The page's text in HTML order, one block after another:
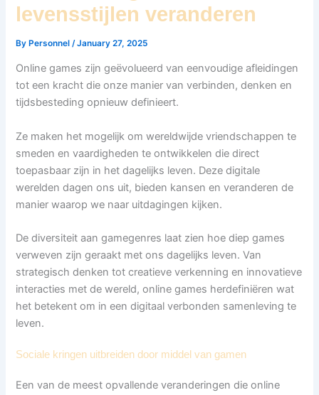
levensstijlen veranderen
ByPersonnel /January 27, 2025
Online games zijn geëvolueerd van eenvoudige afleidingen
tot een kracht die onze manier van verbinden, denken en
tijdsbesteding opnieuw definieert.
Ze maken het mogelijk om wereldwijde vriendschappen te
smeden en vaardigheden te ontwikkelen die direct
toepasbaar zijn in het dagelijks leven. Deze digitale
werelden dagen ons uit, bieden kansen en veranderen de
manier waarop we naar uitdagingen kijken.
De diversiteit aan gamegenres laat zien hoe diep games
verweven zijn geraakt met ons dagelijks leven. Van
strategisch denken tot creatieve verkenning en innovatieve
interacties met de wereld, online games herdefiniëren wat
het betekent om in een digitaal verbonden samenleving te
leven.
Sociale kringen uitbreiden door middel van gamen
Een van de meest opvallende veranderingen die online